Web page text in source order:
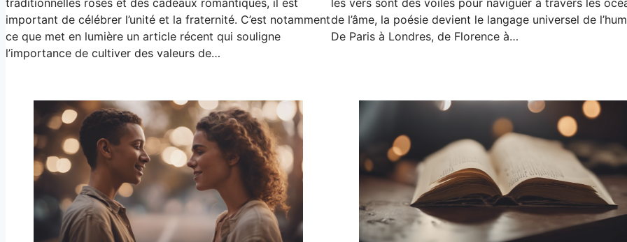
traditionnelles roses et des cadeaux romantiques, il est
important de célébrer l’unité et la fraternité. C’est notamment
ce que met en lumière un article récent qui souligne
l’importance de cultiver des valeurs de…
les vers sont des voiles pour naviguer à travers les
de l’âme, la poésie devient le langage universel de
De Paris à Londres, de Florence à…